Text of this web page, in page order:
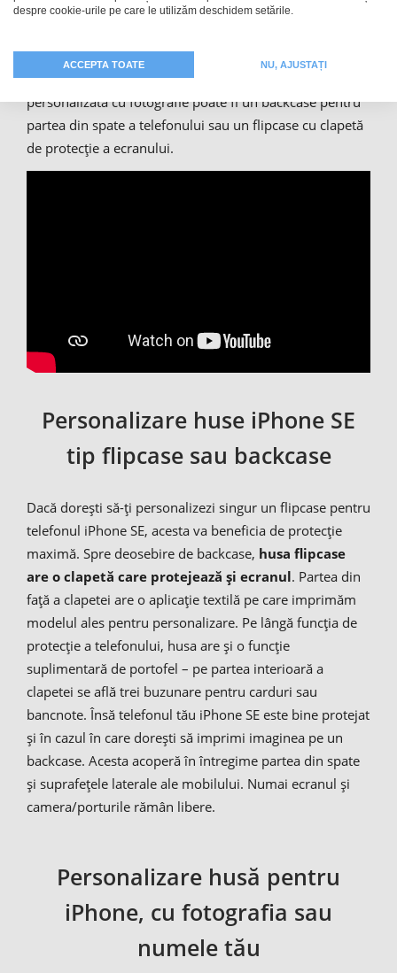
pe drum, și tu te protejezi cu ochelari de soare și cu o
Atunci de ce să lași la voia întâmplării soarta mobilului –
un accesoriu de valoare? Husa ta de protecție
personalizată cu fotografie poate fi un backcase pentru
partea din spate a telefonului sau un flipcase cu clapetă
de protecție a ecranului.
Personalizare huse iPhone SE
tip flipcase sau backcase
Dacă dorești să-ți personalizezi singur un flipcase pentru
telefonul iPhone SE, acesta va beneficia de protecție
maximă. Spre deosebire de backcase, husa flipcase
are o clapetă care protejează și ecranul. Partea din
față a clapetei are o aplicație textilă pe care imprimăm
modelul ales pentru personalizare. Pe lângă funcția de
protecție a telefonului, husa are și o funcție
suplimentară de portofel – pe partea interioară a
clapetei se află trei buzunare pentru carduri sau
bancnote. Însă telefonul tău iPhone SE este bine protejat
și în cazul în care dorești să imprimi imaginea pe un
backcase. Acesta acoperă în întregime partea din spate
și suprafețele laterale ale mobilului. Numai ecranul și
camera/porturile rămân libere.
Personalizare husă pentru
iPhone, cu fotografia sau
numele tău
despre cookie-urile pe care le utilizăm deschidem setările.
ACCEPTA TOATE NU, AJUSTAȚI